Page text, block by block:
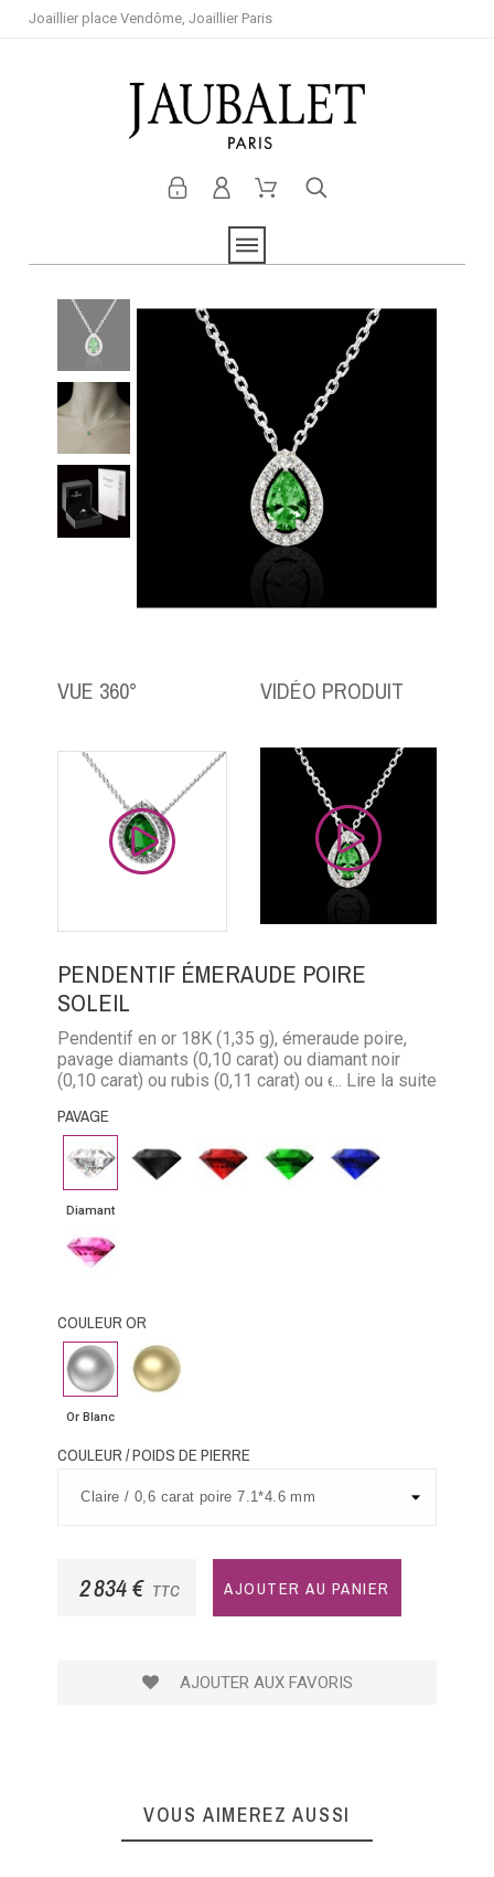
Joaillier place Vendôme, Joaillier Paris
VUE 360° VIDÉO PRODUIT
PENDENTIF ÉMERAUDE POIRE
SOLEIL
Pendentif en or 18K (1,35 g), émeraude poire,
pavage diamants (0,10 carat) ou diamant noir
(0,10 carat) ou rubis (0,11 carat) ou émeraude
limée en or 18K , longueur 40 cm et maillon de
0,09 mm.
... Lire la suite
PAVAGE
Diamant
Diamant
Diamant
noir
Rubis Emeraude
Saphir
bleu
Saphir
rose
COULEUR OR
Or
Blanc
Or Blanc
Or
Jaune
COULEUR / POIDS DE PIERRE
2 834 € TTC AJOUTER AU PANIER
AJOUTER AUX FAVORIS
VOUS AIMEREZ AUSSI